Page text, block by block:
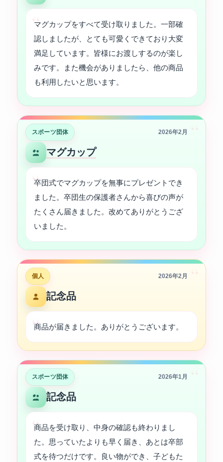
マグカップをすべて受け取りました。一部確
認しましたが、とても可愛くできており大変
満足しています。皆様にお渡しするのが楽し
みです。また機会がありましたら、他の商品
も利用したいと思います。
スポーツ団体 2026年2月
マグカップ
卒団式でマグカップを無事にプレゼントでき
ました。卒団生の保護者さんから喜びの声が
たくさん届きました。改めてありがとうござ
いました。
個人 2026年2月
記念品
商品が届きました。ありがとうございます。
スポーツ団体 2026年1月
記念品
商品を受け取り、中身の確認も終わりまし
た。思っていたよりも早く届き、あとは卒部
式を待つだけです。良い物ができ、子どもた